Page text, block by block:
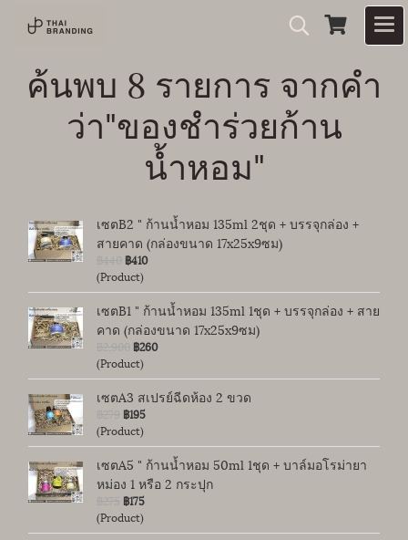
ค้นพบ 8 รายการ จากคำ
ว่า"ของชำร่วยก้าน
น้ำหอม"
เซตB2 " ก้านน้ำหอม 135ml 2ชุด + บรรจุกล่อง +
สายคาด (กล่องขนาด 17x25x9ซม)
฿410
(Product)
เซตB1 " ก้านน้ำหอม 135ml 1ชุด + บรรจุกล่อง + สาย
คาด (กล่องขนาด 17x25x9ซม)
฿260
(Product)
เซตA3 สเปรย์ฉีดห้อง 2 ขวด
฿195
(Product)
เซตA5 " ก้านน้ำหอม 50ml 1ชุด + บาล์มอโรม่ายา
หม่อง 1 หรือ 2 กระปุก
฿175
(Product)